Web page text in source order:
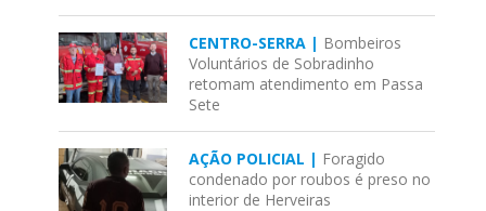
CENTRO-SERRA | Bombeiros
Voluntários de Sobradinho
retomam atendimento em Passa
Sete
AÇÃO POLICIAL | Foragido
condenado por roubos é preso no
interior de Herveiras